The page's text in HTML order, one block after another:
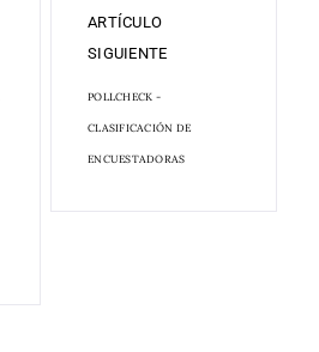
ARTÍCULO
SIGUIENTE
POLLCHECK -
CLASIFICACIÓN DE
ENCUESTADORAS